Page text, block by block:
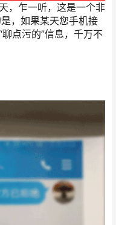
，乍一听，这是一个非
，如果某天您手机接
点污的”信息，千万不